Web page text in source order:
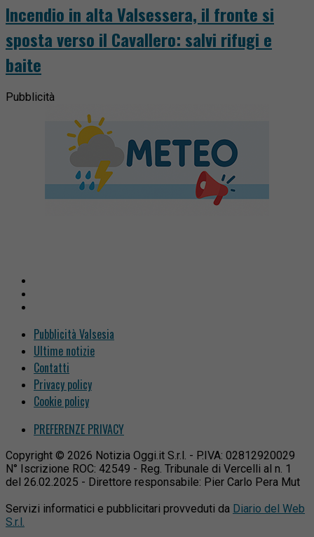
Incendio in alta Valsessera, il fronte si
sposta verso il Cavallero: salvi rifugi e
baite
Pubblicità
Pubblicità Valsesia
Ultime notizie
Contatti
Privacy policy
Cookie policy
PREFERENZE PRIVACY
Copyright © 2026 Notizia Oggi.it S.r.l. - P.IVA: 02812920029
N° Iscrizione ROC: 42549 - Reg. Tribunale di Vercelli al n. 1
del 26.02.2025 - Direttore responsabile: Pier Carlo Pera Mut
Servizi informatici e pubblicitari provveduti da Diario del Web
S.r.l.